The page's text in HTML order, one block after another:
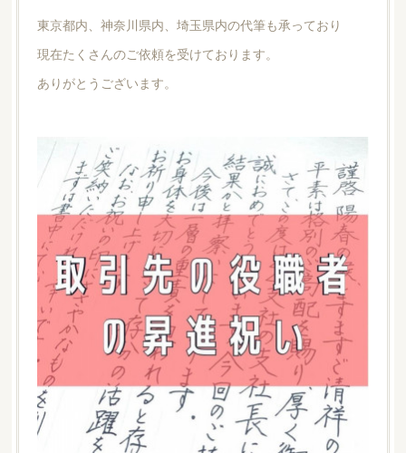
東京都内、神奈川県内、埼玉県内の代筆も承っており
現在たくさんのご依頼を受けております。
ありがとうございます。